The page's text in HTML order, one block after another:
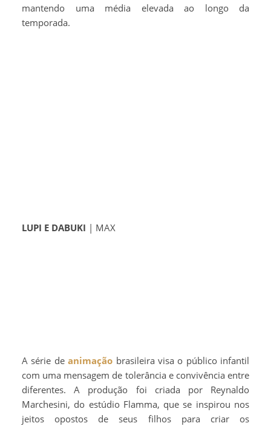
mantendo uma média elevada ao longo da
temporada.
LUPI E DABUKI | MAX
A série deanimação brasileira visa o público infantil
com uma mensagem de tolerância e convivência entre
diferentes. A produção foi criada por Reynaldo
Marchesini, do estúdio Flamma, que se inspirou nos
jeitos opostos de seus filhos para criar os